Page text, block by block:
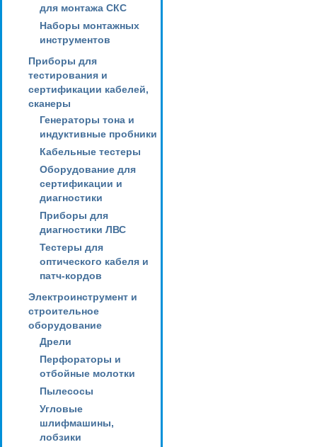
для монтажа СКС
Наборы монтажных
инструментов
Приборы для
тестирования и
сертификации кабелей,
сканеры
Генераторы тона и
индуктивные пробники
Кабельные тестеры
Оборудование для
сертификации и
диагностики
Приборы для
диагностики ЛВС
Тестеры для
оптического кабеля и
патч-кордов
Электроинструмент и
строительное
оборудование
Дрели
Перфораторы и
отбойные молотки
Пылесосы
Угловые
шлифмашины,
лобзики